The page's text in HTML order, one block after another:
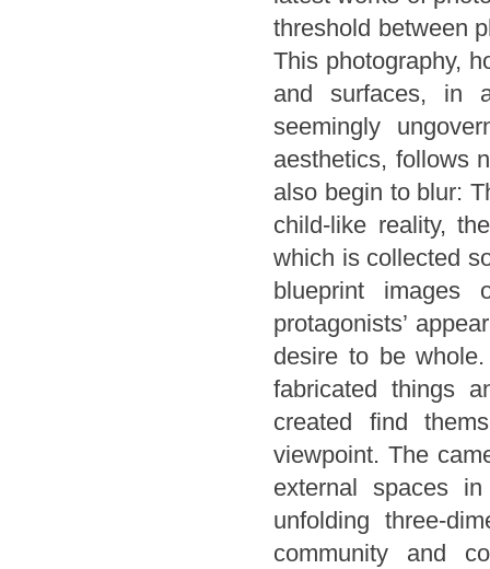
threshold between
This photography,
and surfaces, in
seemingly
aesthetics, follows
also begin to blur:
child-like reality,
which is collected
blueprint images
protagonists’
desire to be
fabricated things
created find
viewpoint. The
external spaces
unfolding three-
community and